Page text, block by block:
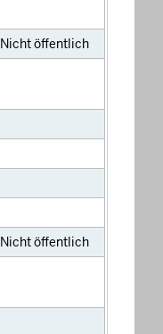
Nicht öffentlich
Nicht öffentlich